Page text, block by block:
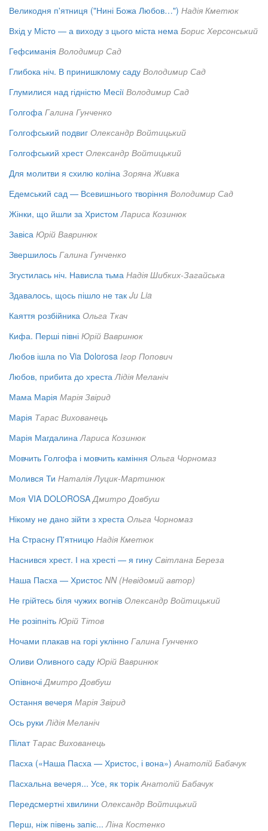
Великодня п'ятниця ("Нині Божа Любов…") Надія Кметюк
Вхід у Місто — а виходу з цього міста нема Борис Херсонський
Гефсиманія Володимир Сад
Глибока ніч. В принишклому саду Володимир Сад
Глумилися над гідністю Месії Володимир Сад
Голгофа Галина Гунченко
Голгофський подвиг Олександр Войтицький
Голгофський хрест Олександр Войтицький
Для молитви я схилю коліна Зоряна Живка
Едемський сад — Всевишнього творіння Володимир Сад
Жінки, що йшли за Христом Лариса Козинюк
Завіса Юрій Вавринюк
Звершилось Галина Гунченко
Згустилась ніч. Нависла тьма Надія Шибких-Загайська
Здавалось, щось пішло не так Ju Lia
Каяття розбійника Ольга Ткач
Кифа. Перші півні Юрій Вавринюк
Любов ішла по Via Dolorosa Ігор Попович
Любов, прибита до хреста Лідія Меланіч
Мама Марія Марія Звірид
Марія Тарас Вихованець
Марія Магдалина Лариса Козинюк
Мовчить Голгофа і мовчить каміння Ольга Чорномаз
Молився Ти Наталія Луцик-Мартинюк
Моя VIA DOLOROSA Дмитро Довбуш
Нікому не дано зійти з хреста Ольга Чорномаз
На Страсну П'ятницю Надія Кметюк
Наснився хрест. І на хресті — я гину Світлана Береза
Наша Пасха — Христос NN (Невідомий автор)
Не грійтесь біля чужих вогнів Олександр Войтицький
Не розіпніть Юрій Тітов
Ночами плакав на горі уклінно Галина Гунченко
Оливи Оливного саду Юрій Вавринюк
Опівночі Дмитро Довбуш
Остання вечеря Марія Звірид
Ось руки Лідія Меланіч
Пілат Тарас Вихованець
Пасха («Наша Пасха — Христос, і вона») Анатолій Бабачук
Пасхальна вечеря... Усе, як торік Анатолій Бабачук
Передсмертні хвилини Олександр Войтицький
Перш, ніж півень запіє... Ліна Костенко